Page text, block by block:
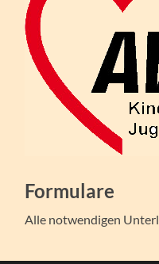
Formulare
Alle notwendigen